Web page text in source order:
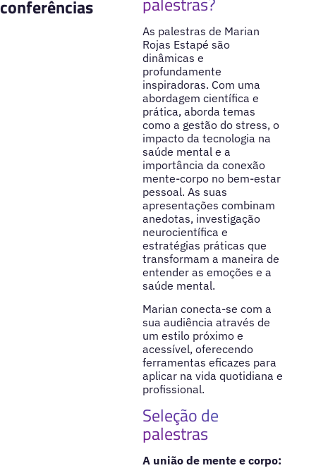
conferências
As palestras de Marian
Rojas Estapé são
dinâmicas e
profundamente
inspiradoras. Com uma
abordagem científica e
prática, aborda temas
como a gestão do stress, o
impacto da tecnologia na
saúde mental e a
importância da conexão
mente-corpo no bem-estar
pessoal. As suas
apresentações combinam
anedotas, investigação
neurocientífica e
estratégias práticas que
transformam a maneira de
entender as emoções e a
saúde mental.
Marian conecta-se com a
sua audiência através de
um estilo próximo e
acessível, oferecendo
ferramentas eficazes para
aplicar na vida quotidiana e
profissional.
Seleção de
palestras
A união de mente e corpo: